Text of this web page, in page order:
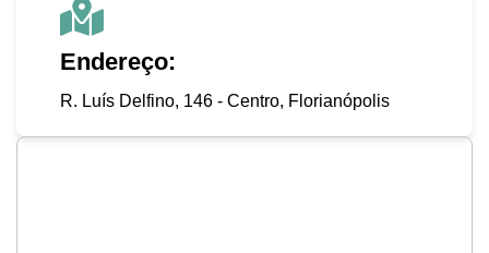
Endereço:
R. Luís Delfino, 146 - Centro, Florianópolis